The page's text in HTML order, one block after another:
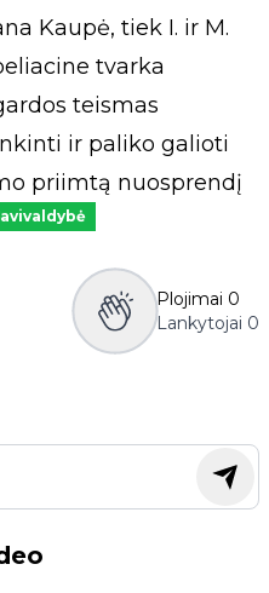
Kaupė, tiek I. ir M.
tvarka
teismas
ir paliko galioti
priimtą nuosprendį
Plojimai 0
Lankytojai 0